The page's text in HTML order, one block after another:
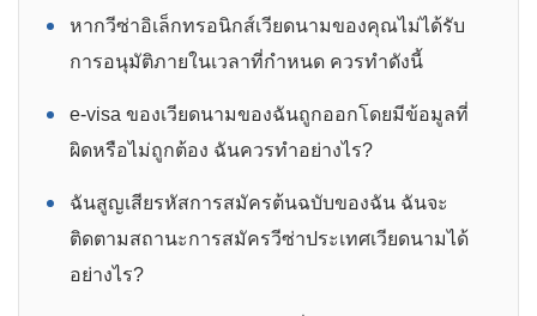
หากวีซ่าอิเล็กทรอนิกส์เวียดนามของคุณไม่ได้รับ
การอนุมัติภายในเวลาที่กำหนด ควรทำดังนี้
e-visa ของเวียดนามของฉันถูกออกโดยมีข้อมูลที่
ผิดหรือไม่ถูกต้อง ฉันควรทำอย่างไร?
ฉันสูญเสียรหัสการสมัครต้นฉบับของฉัน ฉันจะ
ติดตามสถานะการสมัครวีซ่าประเทศเวียดนามได้
อย่างไร?